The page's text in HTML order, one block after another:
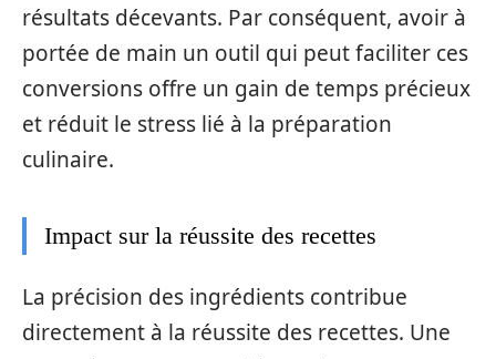
résultats décevants. Par conséquent, avoir à
portée de main un outil qui peut faciliter ces
conversions offre un gain de temps précieux
et réduit le stress lié à la préparation
culinaire.
Impact sur la réussite des recettes
La précision des ingrédients contribue
directement à la réussite des recettes. Une